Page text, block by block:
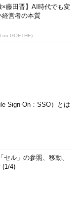
×藤田晋】AI時代でも変
経営者の本質
on GOETHE)
Sign-On：SSO）とは
ル」の参照、移動、
(1/4)